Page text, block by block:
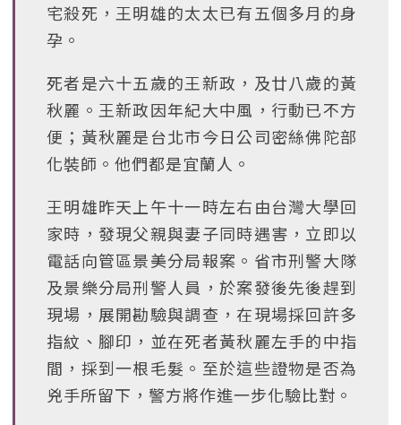
宅殺死，王明雄的太太已有五個多月的身
孕。
死者是六十五歲的王新政，及廿八歲的黃
秋麗。王新政因年紀大中風，行動已不方
便；黃秋麗是台北市今日公司密絲佛陀部
化裝師。他們都是宜蘭人。
王明雄昨天上午十一時左右由台灣大學回
家時，發現父親與妻子同時遇害，立即以
電話向管區景美分局報案。省市刑警大隊
及景樂分局刑警人員，於案發後先後趕到
現場，展開勘驗與調查，在現場採回許多
指紋、腳印，並在死者黃秋麗左手的中指
間，採到一根毛髮。至於這些證物是否為
兇手所留下，警方將作進一步化驗比對。